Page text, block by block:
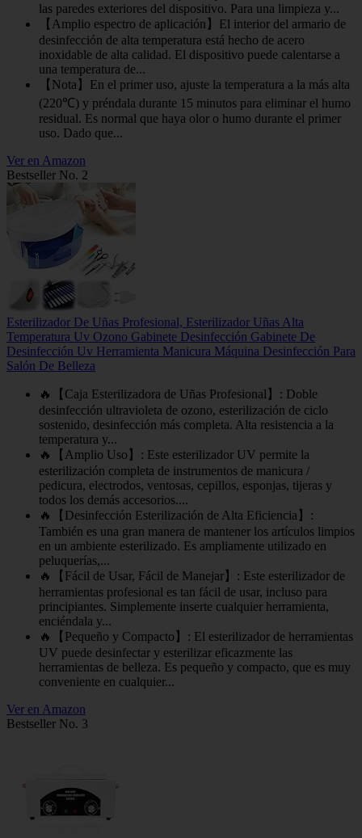
las paredes exteriores del dispositivo. Para una limpieza y...
【Amplio espectro de aplicación】El interior del armario de
desinfección de alta temperatura está hecho de acero
inoxidable de alta calidad. El dispositivo puede calentarse a
una temperatura de...
【Nota】En el primer uso, ajuste la temperatura a la más alta
(220℃) y préndala durante 15 minutos para eliminar el humo
residual. Es normal que haya olor o humo durante el primer
uso. Dado que...
Ver en Amazon
Bestseller No. 2
Esterilizador De Uñas Profesional, Esterilizador Uñas Alta
Temperatura Uv Ozono Gabinete Desinfección Gabinete De
Desinfección Uv Herramienta Manicura Máquina Desinfección Para
Salón De Belleza
🔥【Caja Esterilizadora de Uñas Profesional】: Doble
desinfección ultravioleta de ozono, esterilización de ciclo
sostenido, desinfección más completa. Alta resistencia a la
temperatura y...
🔥【Amplio Uso】: Este esterilizador UV permite la
esterilización completa de instrumentos de manicura /
pedicura, electrodos, ventosas, cepillos, esponjas, tijeras y
todos los demás accesorios....
🔥【Desinfección Esterilización de Alta Eficiencia】:
También es una gran manera de mantener los artículos limpios
en un ambiente esterilizado. Es ampliamente utilizado en
peluquerías,...
🔥【Fácil de Usar, Fácil de Manejar】: Este esterilizador de
herramientas profesional es tan fácil de usar, incluso para
principiantes. Simplemente inserte cualquier herramienta,
enciéndala y...
🔥【Pequeño y Compacto】: El esterilizador de herramientas
UV puede desinfectar y esterilizar eficazmente las
herramientas de belleza. Es pequeño y compacto, que es muy
conveniente en cualquier...
Ver en Amazon
Bestseller No. 3